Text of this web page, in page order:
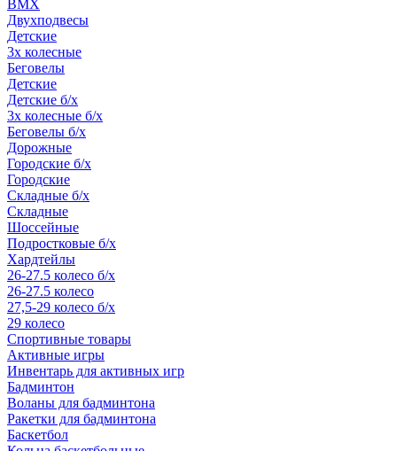
BMX
Двухподвесы
Детские
3х колесные
Беговелы
Детские
Детские б/х
3х колесные б/х
Беговелы б/х
Дорожные
Городские б/х
Городские
Складные б/х
Складные
Шоссейные
Подростковые б/х
Хардтейлы
26-27.5 колесо б/х
26-27.5 колесо
27,5-29 колесо б/х
29 колесо
Спортивные товары
Активные игры
Инвентарь для активных игр
Бадминтон
Воланы для бадминтона
Ракетки для бадминтона
Баскетбол